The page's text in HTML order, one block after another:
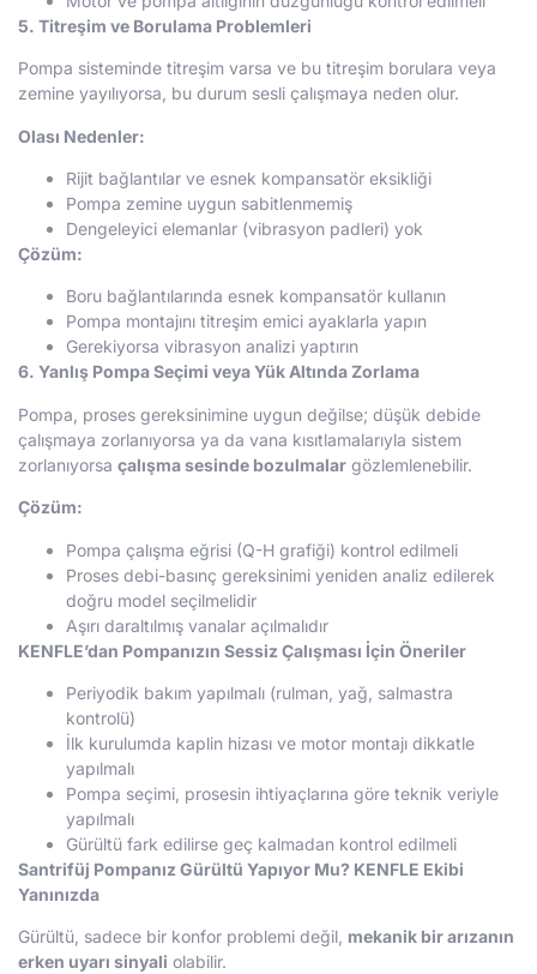
5. Titreşim ve Borulama Problemleri
Pompa sisteminde titreşim varsa ve bu titreşim borulara veya
zemine yayılıyorsa, bu durum sesli çalışmaya neden olur.
Olası Nedenler:
Rijit bağlantılar ve esnek kompansatör eksikliği
Pompa zemine uygun sabitlenmemiş
Dengeleyici elemanlar (vibrasyon padleri) yok
Çözüm:
Boru bağlantılarında esnek kompansatör kullanın
Pompa montajını titreşim emici ayaklarla yapın
Gerekiyorsa vibrasyon analizi yaptırın
6. Yanlış Pompa Seçimi veya Yük Altında Zorlama
Pompa, proses gereksinimine uygun değilse; düşük debide
çalışmaya zorlanıyorsa ya da vana kısıtlamalarıyla sistem
zorlanıyorsa çalışma sesinde bozulmalar gözlemlenebilir.
Çözüm:
Pompa çalışma eğrisi (Q-H grafiği) kontrol edilmeli
Proses debi-basınç gereksinimi yeniden analiz edilerek
doğru model seçilmelidir
Aşırı daraltılmış vanalar açılmalıdır
KENFLE’dan Pompanızın Sessiz Çalışması İçin Öneriler
Periyodik bakım yapılmalı (rulman, yağ, salmastra
kontrolü)
İlk kurulumda kaplin hizası ve motor montajı dikkatle
yapılmalı
Pompa seçimi, prosesin ihtiyaçlarına göre teknik veriyle
yapılmalı
Gürültü fark edilirse geç kalmadan kontrol edilmeli
Santrifüj Pompanız Gürültü Yapıyor Mu? KENFLE Ekibi
Yanınızda
Gürültü, sadece bir konfor problemi değil, mekanik bir arızanın
erken uyarı sinyali olabilir.